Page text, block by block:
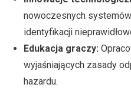
nowoczesnych
identyfikacji
Edukacja graczy:
wyjaśniających zasady
hazardu.